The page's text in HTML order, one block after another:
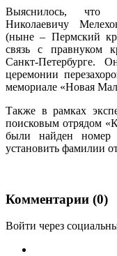
Выяснилось, что
Николаевичу
(ныне – Пермский
связь с правнуком
Санкт-Петербурге.
церемонии
мемориале «Новая
Также в рамках
поисковым отрядом
были найден номер
установить фамилии
Комментарии (0)
Войти через